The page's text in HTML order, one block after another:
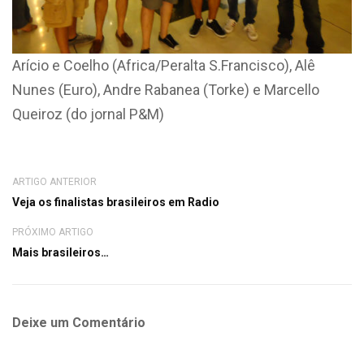
Arício e Coelho (Africa/Peralta S.Francisco), Alê
Nunes (Euro), Andre Rabanea (Torke) e Marcello
Queiroz (do jornal P&M)
ARTIGO ANTERIOR
Veja os finalistas brasileiros em Radio
PRÓXIMO ARTIGO
Mais brasileiros…
Deixe um Comentário